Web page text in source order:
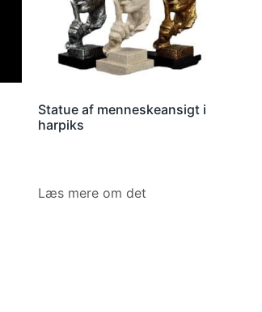
Statue af menneskeansigt i
harpiks
Læs mere om det